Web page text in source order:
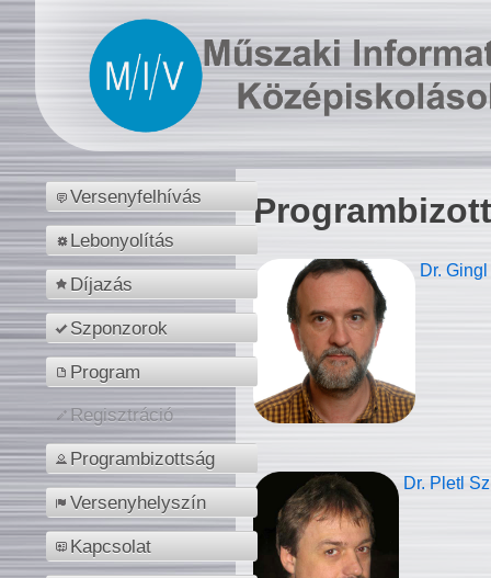
Versenyfelhívás
Lebonyolítás
Díjazás
Szponzorok
Program
Regisztráció
Programbizottság
Versenyhelyszín
Kapcsolat
Dr.
Dr. Pletl